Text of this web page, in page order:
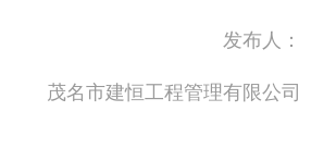
发布人：
茂名市建恒工程管理有限公司